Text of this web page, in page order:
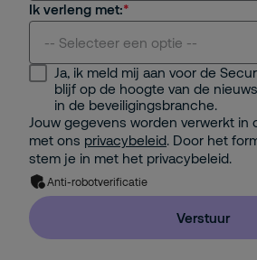
Ik verleng met:
-- Selecteer een optie --
2 jaar - cadeau Maglite Zaklamp
2 jaar - cadeau Tile Keyfinder
3 jaar - cadeau blusdeken
3 jaar - cadeau Apple Air Tag
Ja, ik meld mij aan voor de
blijf op de hoogte van de
in de beveiligingsbranche.
Jouw gegevens worden verwerkt in
met ons privacybeleid. Door het
stem je in met het privacybeleid.
Anti-robotverificatie
Verstuur